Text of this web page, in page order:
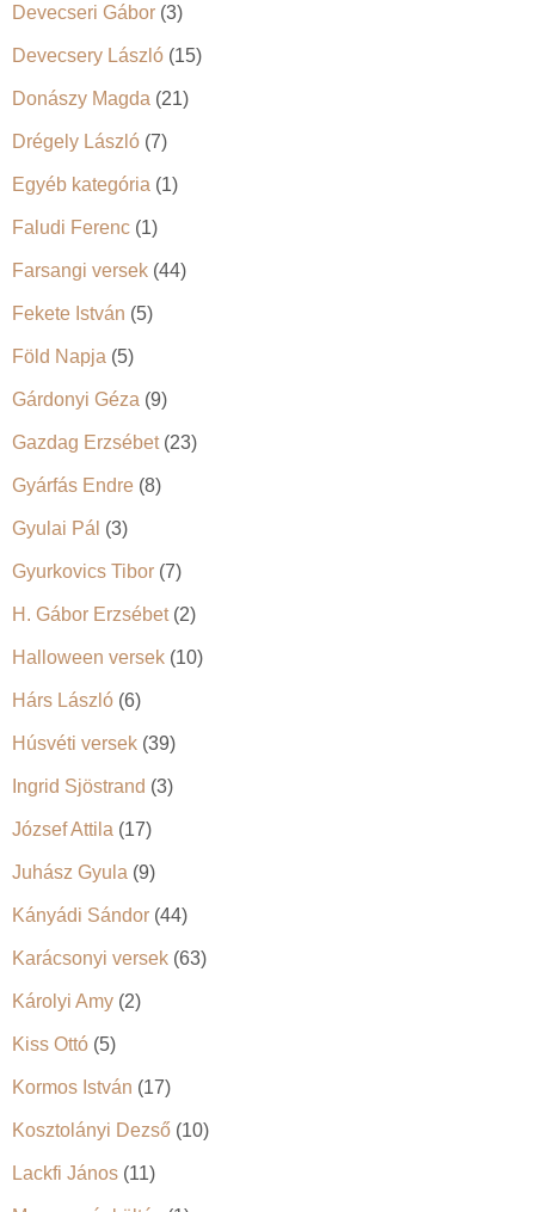
Devecseri Gábor (3)
Devecsery László (15)
Donászy Magda (21)
Drégely László (7)
Egyéb kategória (1)
Faludi Ferenc (1)
Farsangi versek (44)
Fekete István (5)
Föld Napja (5)
Gárdonyi Géza (9)
Gazdag Erzsébet(23)
Gyárfás Endre (8)
Gyulai Pál (3)
Gyurkovics Tibor (7)
H. Gábor Erzsébet(2)
Halloween versek (10)
Hárs László (6)
Húsvéti versek (39)
Ingrid Sjöstrand (3)
József Attila (17)
Juhász Gyula (9)
Kányádi Sándor (44)
Karácsonyi versek (63)
Károlyi Amy (2)
Kiss Ottó (5)
Kormos István (17)
Kosztolányi Dezső (10)
Lackfi János (11)